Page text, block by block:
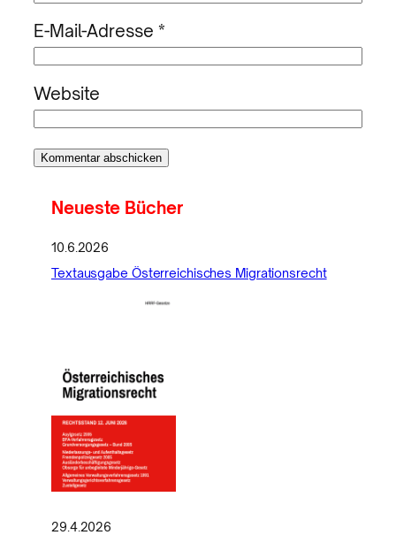
E-Mail-Adresse *
Website
Neueste Bücher
10.6.2026
Textausgabe Österreichisches Migrationsrecht
29.4.2026